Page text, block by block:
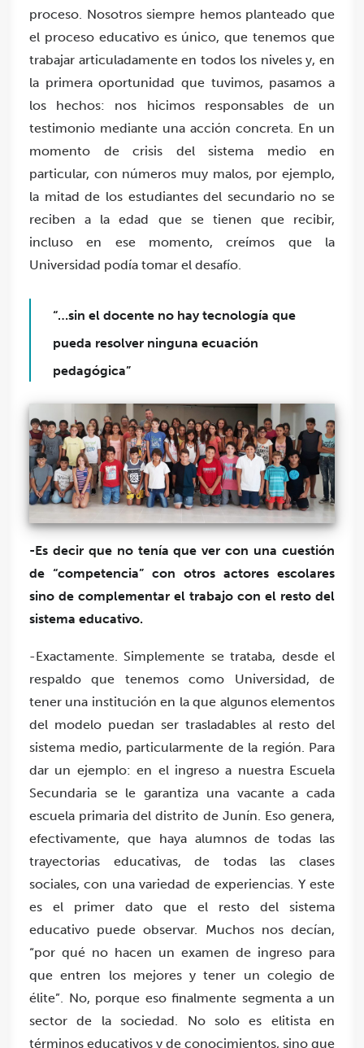
proceso. Nosotros siempre hemos planteado que
el proceso educativo es único, que tenemos que
trabajar articuladamente en todos los niveles y, en
la primera oportunidad que tuvimos, pasamos a
los hechos: nos hicimos responsables de un
testimonio mediante una acción concreta . En un
momento de crisis del sistema medio en
particular, con números muy malos, por ejemplo,
la mitad de los estudiantes del secundario no se
reciben a la edad que se tienen que recibir,
incluso en ese momento, creímos que la
Universidad podía tomar el desafío.
“…sin el docente no hay tecnología que
pueda resolver ninguna ecuación
pedagógica”
-Es decir que no tenía que ver con una cuestión
de “competencia” con otros actores escolares
sino de complementar el trabajo con el resto del
sistema educativo.
-Exactamente. Simplemente se trataba, desde el
respaldo que tenemos como Universidad, de
tener una institución en la que algunos elementos
del modelo puedan ser trasladables al resto del
sistema medio, particularmente de la región. Para
dar un ejemplo: en el ingreso a nuestra Escuela
Secundaria se le garantiza una vacante a cada
escuela primaria del distrito de Junín. Eso genera,
efectivamente, que haya alumnos de todas las
trayectorias educativas, de todas las clases
sociales, con una variedad de experiencias. Y este
es el primer dato que el resto del sistema
educativo puede observar. Muchos nos decían,
“por qué no hacen un examen de ingreso para
que entren los mejores y tener un colegio de
élite”. No, porque eso finalmente segmenta a un
sector de la sociedad. No solo es elitista en
términos educativos y de conocimientos, sino que